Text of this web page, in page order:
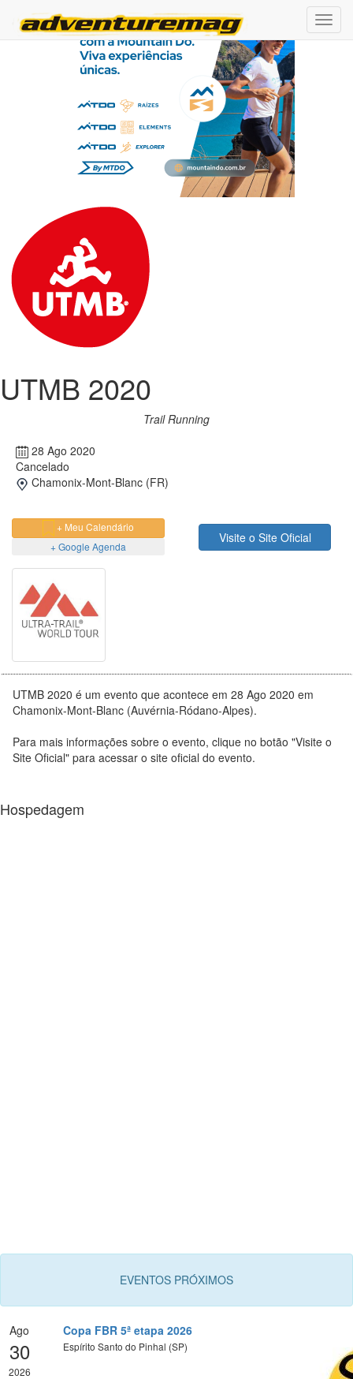
UTMB 2020
Trail Running
28 Ago 2020
Cancelado
Chamonix-Mont-Blanc (FR)
+ Meu Calendário
+ Google Agenda
Visite o Site Oficial
UTMB 2020 é um evento que acontece em 28 Ago 2020 em
Chamonix-Mont-Blanc (Auvérnia-Ródano-Alpes).
Para mais informações sobre o evento, clique no botão "Visite o
Site Oficial" para acessar o site oficial do evento.
Hospedagem
EVENTOS PRÓXIMOS
Ago
30
2026
Copa FBR 5ª etapa 2026
Espírito Santo do Pinhal (SP)